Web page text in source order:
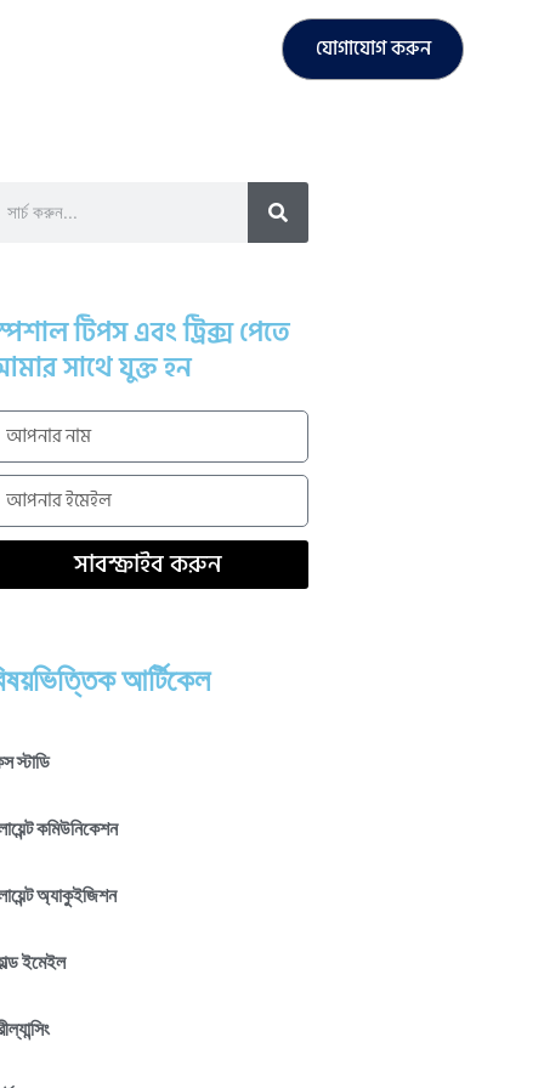
যোগাযোগ করুন
টিপস এবং ট্রিক্স পেতে
সাথে যুক্ত হন
সাবস্ক্রাইব করুন
আর্টিকেল
স্টাডি
কমিউনিকেশন
অ্যাকুইজিশন
ইমেইল